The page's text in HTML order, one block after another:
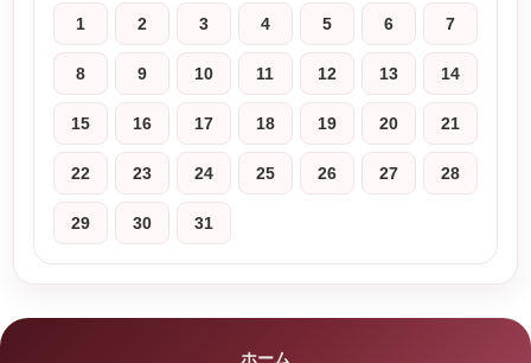
1 2 3 4 5 6 7
8 9 10 11 12 13 14
15 16 17 18 19 20 21
22 23 24 25 26 27 28
29 30 31
ホーム